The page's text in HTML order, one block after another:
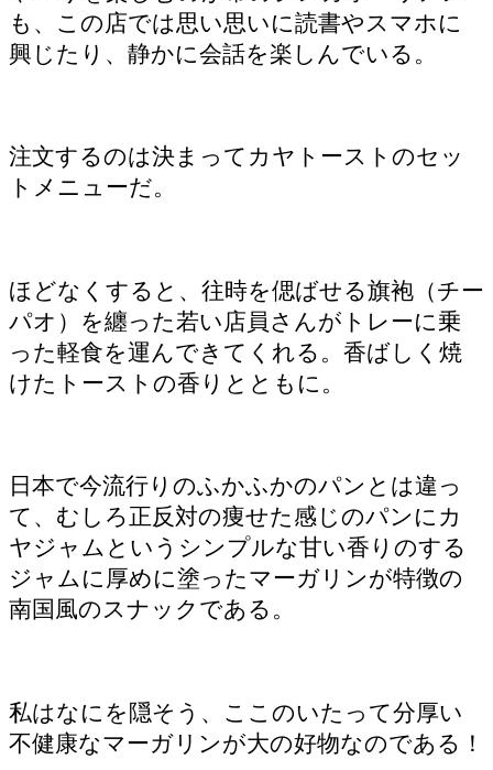
も、この店では思い思いに読書やスマホに
興じたり、静かに会話を楽しんでいる。
注文するのは決まってカヤトーストのセッ
トメニューだ。
ほどなくすると、往時を偲ばせる旗袍（チー
パオ）を纏った若い店員さんがトレーに乗
った軽食を運んできてくれる。香ばしく焼
けたトーストの香りとともに。
日本で今流行りのふかふかのパンとは違っ
て、むしろ正反対の痩せた感じのパンにカ
ヤジャムというシンプルな甘い香りのする
ジャムに厚めに塗ったマーガリンが特徴の
南国風のスナックである。
私はなにを隠そう、ここのいたって分厚い
不健康なマーガリンが大の好物なのである！